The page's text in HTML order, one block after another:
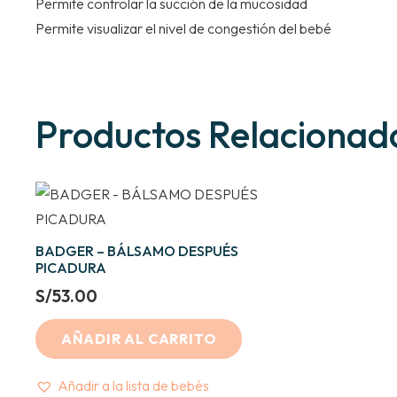
Permite controlar la succión de la mucosidad
Permite visualizar el nivel de congestión del bebé
Productos
BADGER – BÁLSAMO DESPUÉS
PICADURA
S/53.00
AÑADIR AL CARRITO
Añadir a la lista de bebés